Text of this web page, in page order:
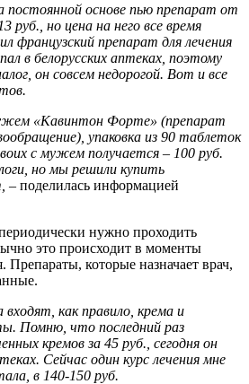
постоянной основе пью препарат от
руб., но цена на него все время
препарат для лечения
в белорусских аптеках, поэтому
он совсем недорогой. Вот и все
«Кавинтон Форте» (препарат
упаковка из 90 таблеток
с мужем получается – 100 руб.
но мы решили купить
– поделилась информацией
нужно проходить
это происходит в моменты
Препараты, которые назначает врач,
входят, как правило, крема и
Помню, что последний раз
кремов за 45 руб., сегодня он
Сейчас один курс лечения мне
в 140-150 руб.